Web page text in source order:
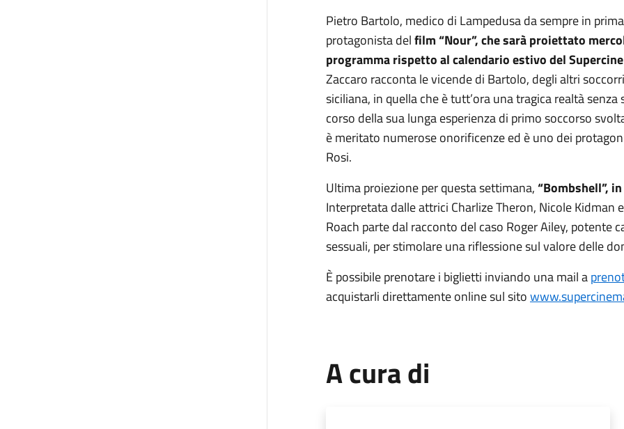
Pietro Bartolo, medico di Lampedusa da sempre in
protagonista delfilm “Nour”, che sarà proiettato
programma rispetto al calendario estivo del
Zaccaro racconta le vicende di Bartolo, degli altri
siciliana, in quella che è tutt’ora una tragica realtà
corso della sua lunga esperienza di primo soccorso
è meritato numerose onorificenze ed è uno dei
Rosi.
Ultima proiezione per questa settimana,“Bombshell”,
Interpretata dalle attrici Charlize Theron, Nicole Kidman
Roach parte dal racconto del caso Roger Ailey, potente
sessuali, per stimolare una riflessione sul valore delle
È possibile prenotare i biglietti inviando una mail a
acquistarli direttamente online sul sito
A cura di